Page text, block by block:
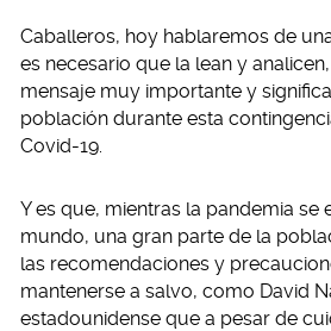
Caballeros, hoy hablaremos de
es necesario que la lean y
mensaje muy importante y
población durante esta
Covid-19.
Y es que, mientras la pandemia se
mundo, una gran parte de la
las recomendaciones y
mantenerse a salvo, como David
estadounidense que a pesar de